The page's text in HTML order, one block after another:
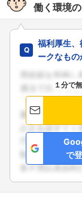
働く環境
福利厚生、
ークなもの
１分で
で